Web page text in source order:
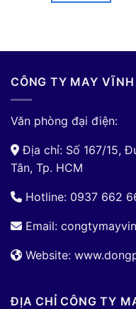
CÔNG TY MAY VĨNH
Văn phòng đại điện:
Địa chỉ: Số 167/15,
Tân, Tp. HCM
Hotline: 0937 662
Email:
Website:
ĐỊA CHỈ CÔNG TY